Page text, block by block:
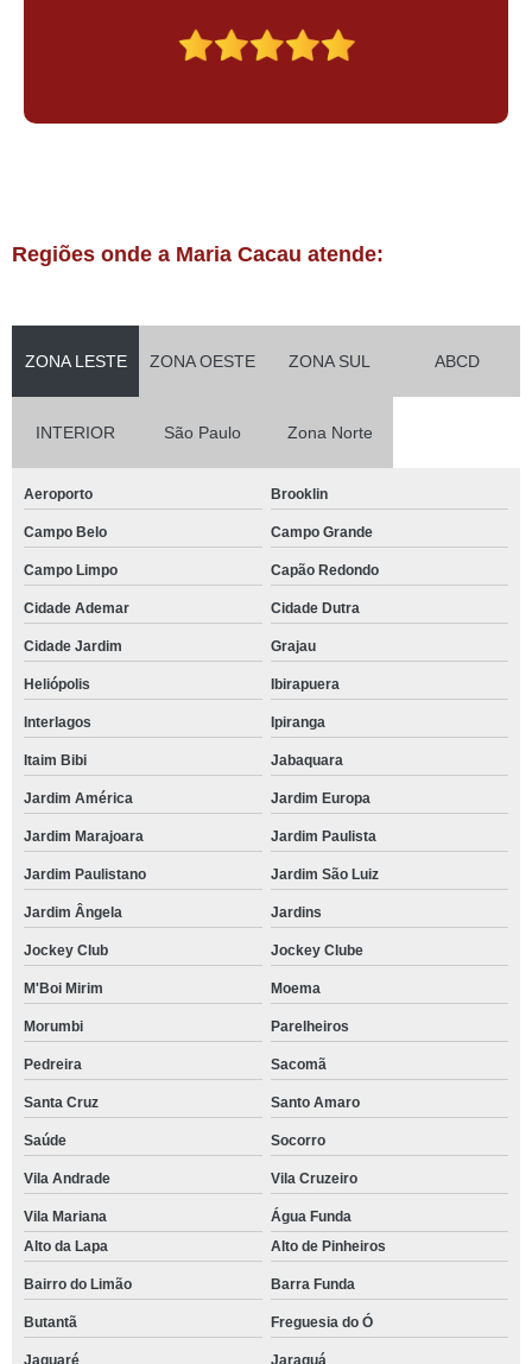
Regiões onde a Maria Cacau atende:
ZONA LESTE ZONA OESTE ZONA SUL ABCD
INTERIOR São Paulo Zona Norte
Aeroporto Brooklin
Campo Belo Campo Grande
Campo Limpo Capão Redondo
Cidade Ademar Cidade Dutra
Cidade Jardim Grajau
Heliópolis Ibirapuera
Interlagos Ipiranga
Itaim Bibi Jabaquara
Jardim América Jardim Europa
Jardim Marajoara Jardim Paulista
Jardim Paulistano Jardim São Luiz
Jardim Ângela Jardins
Jockey Club Jockey Clube
M'Boi Mirim Moema
Morumbi Parelheiros
Pedreira Sacomã
Santa Cruz Santo Amaro
Saúde Socorro
Vila Andrade Vila Cruzeiro
Vila Mariana
Água Funda
Alto da Lapa
Alto de Pinheiros
Bairro do Limão Barra Funda
Butantã Freguesia do Ó
Jaguaré Jaraguá